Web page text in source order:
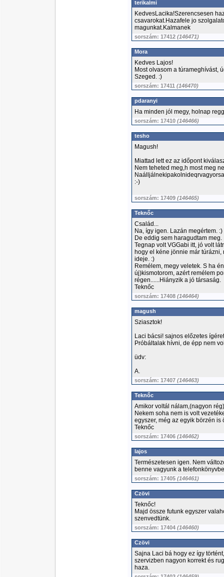
terikalmi
KedvesLacika!Szerencsesen
csavarokat.Hazafele jo
magunkat.Kalmanek
sorszám: 17412 (146471)
Mora
Kedves Lajos!
Most olvasom a túrameghívást,
Szeged. :)
sorszám: 17411 (146470)
pdaranyi
Ha minden jól megy, holnap
sorszám: 17410 (146466)
tesho
Magush!
Miattad lett ez az időpont
Nem teheted meg,h most meg
:-)
sorszám: 17409 (146465)
Teknőc
Család...
Na, így igen. Lazán megértem. :)
De eddig sem haragudtam meg.
Tegnap volt VGGabi itt, jó volt
hogy el kéne jönnie már
ideje. :)
Remélem, megy veletek. S ha
új)kismotorom, azért remélem
régen......Hiányzik a jó társaság.
Teknőc
sorszám: 17408 (146464)
magush
Sziasztok!
Laci bácsi! sajnos előzetes
Próbáltalak hívni, de épp nem
üdv:
A.
sorszám: 17407 (146463)
Teknőc
Amikor voltál nálam,(nagyon
Nekem soha nem is volt
egyszer, még az egyik börzén is
Teknőc
sorszám: 17406 (146462)
lajos
Természetesen igen. Nem
benne vagyunk a
sorszám: 17405 (146461)
Czövi
Teknőc!
Majd össze futunk egyszer
szenvedtünk.
sorszám: 17404 (146460)
Czövi
Sajna Laci bá hogy ez így
szervizben nagyon korrekt és
haza.